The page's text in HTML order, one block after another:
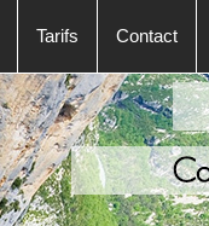
Tarifs Contact